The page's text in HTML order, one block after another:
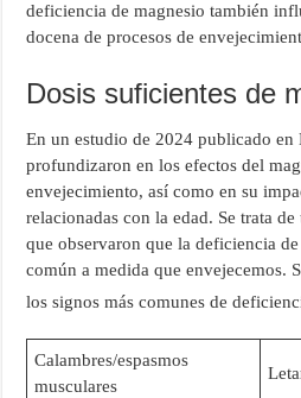
deficiencia de magnesio también
docena de procesos de
Dosis suficientes de
En un estudio de 2024 publicado
profundizaron en los efectos del
envejecimiento, así como en su
relacionadas con la edad. Se trata
que observaron que la deficiencia
común a medida que envejecemos.
los signos más comunes de
Calambres/espasmos
musculares